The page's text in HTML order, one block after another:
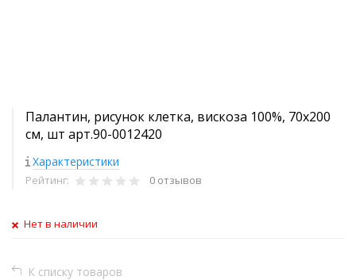
Палантин, рисунок клетка, вискоза 100%, 70х200
см, шт арт.90-0012420
Характеристики
Рейтинг: 0 отзывов
Нет в наличии
К списку товаров